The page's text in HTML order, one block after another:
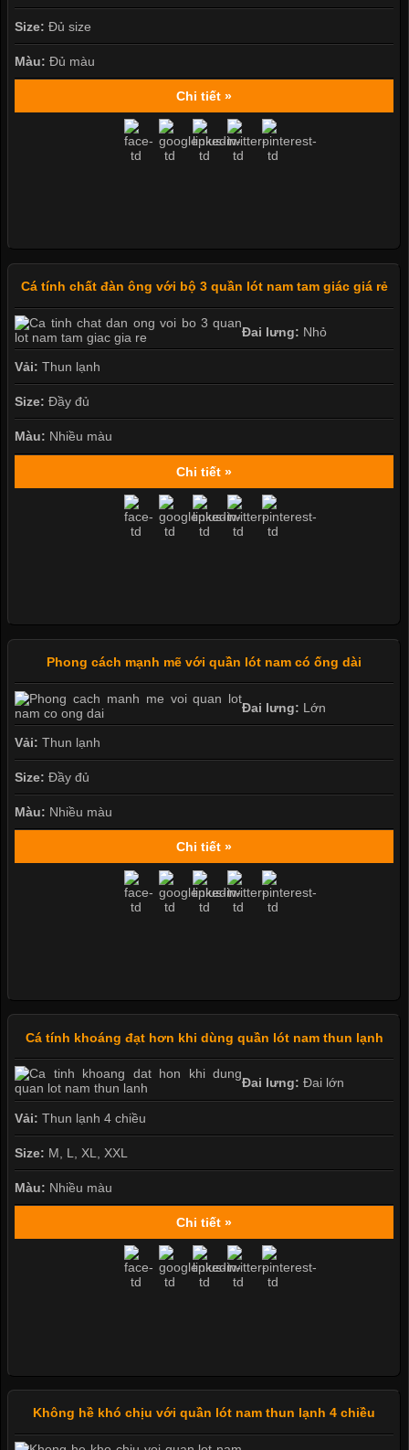
Size: Đủ size
Màu: Đủ màu
Chi tiết »
Cá tính chất đàn ông với bộ 3 quần lót nam tam giác giá rẻ
Đai lưng: Nhỏ
Vải: Thun lạnh
Size: Đầy đủ
Màu: Nhiều màu
Chi tiết »
Phong cách mạnh mẽ với quần lót nam có ống dài
Đai lưng: Lớn
Vải: Thun lạnh
Size: Đầy đủ
Màu: Nhiều màu
Chi tiết »
Cá tính khoáng đạt hơn khi dùng quần lót nam thun lạnh
Đai lưng: Đai lớn
Vải: Thun lạnh 4 chiều
Size: M, L, XL, XXL
Màu: Nhiều màu
Chi tiết »
Không hề khó chịu với quần lót nam thun lạnh 4 chiều